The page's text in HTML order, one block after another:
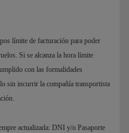
límite de facturación para poder
Si se alcanza la hora límite
con las formalidades
sin incurrir la compañía transportista
actualizada: DNI y/o Pasaporte